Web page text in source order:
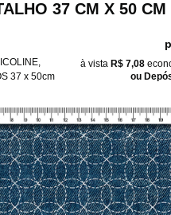
37 CM X 50 CM
37 x 50cm
à vista R$ 7,08
ou